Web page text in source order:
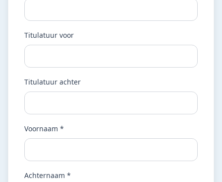
Titulatuur voor
Titulatuur achter
Voornaam *
Achternaam *